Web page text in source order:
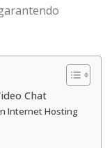
Chat
Internet Hosting